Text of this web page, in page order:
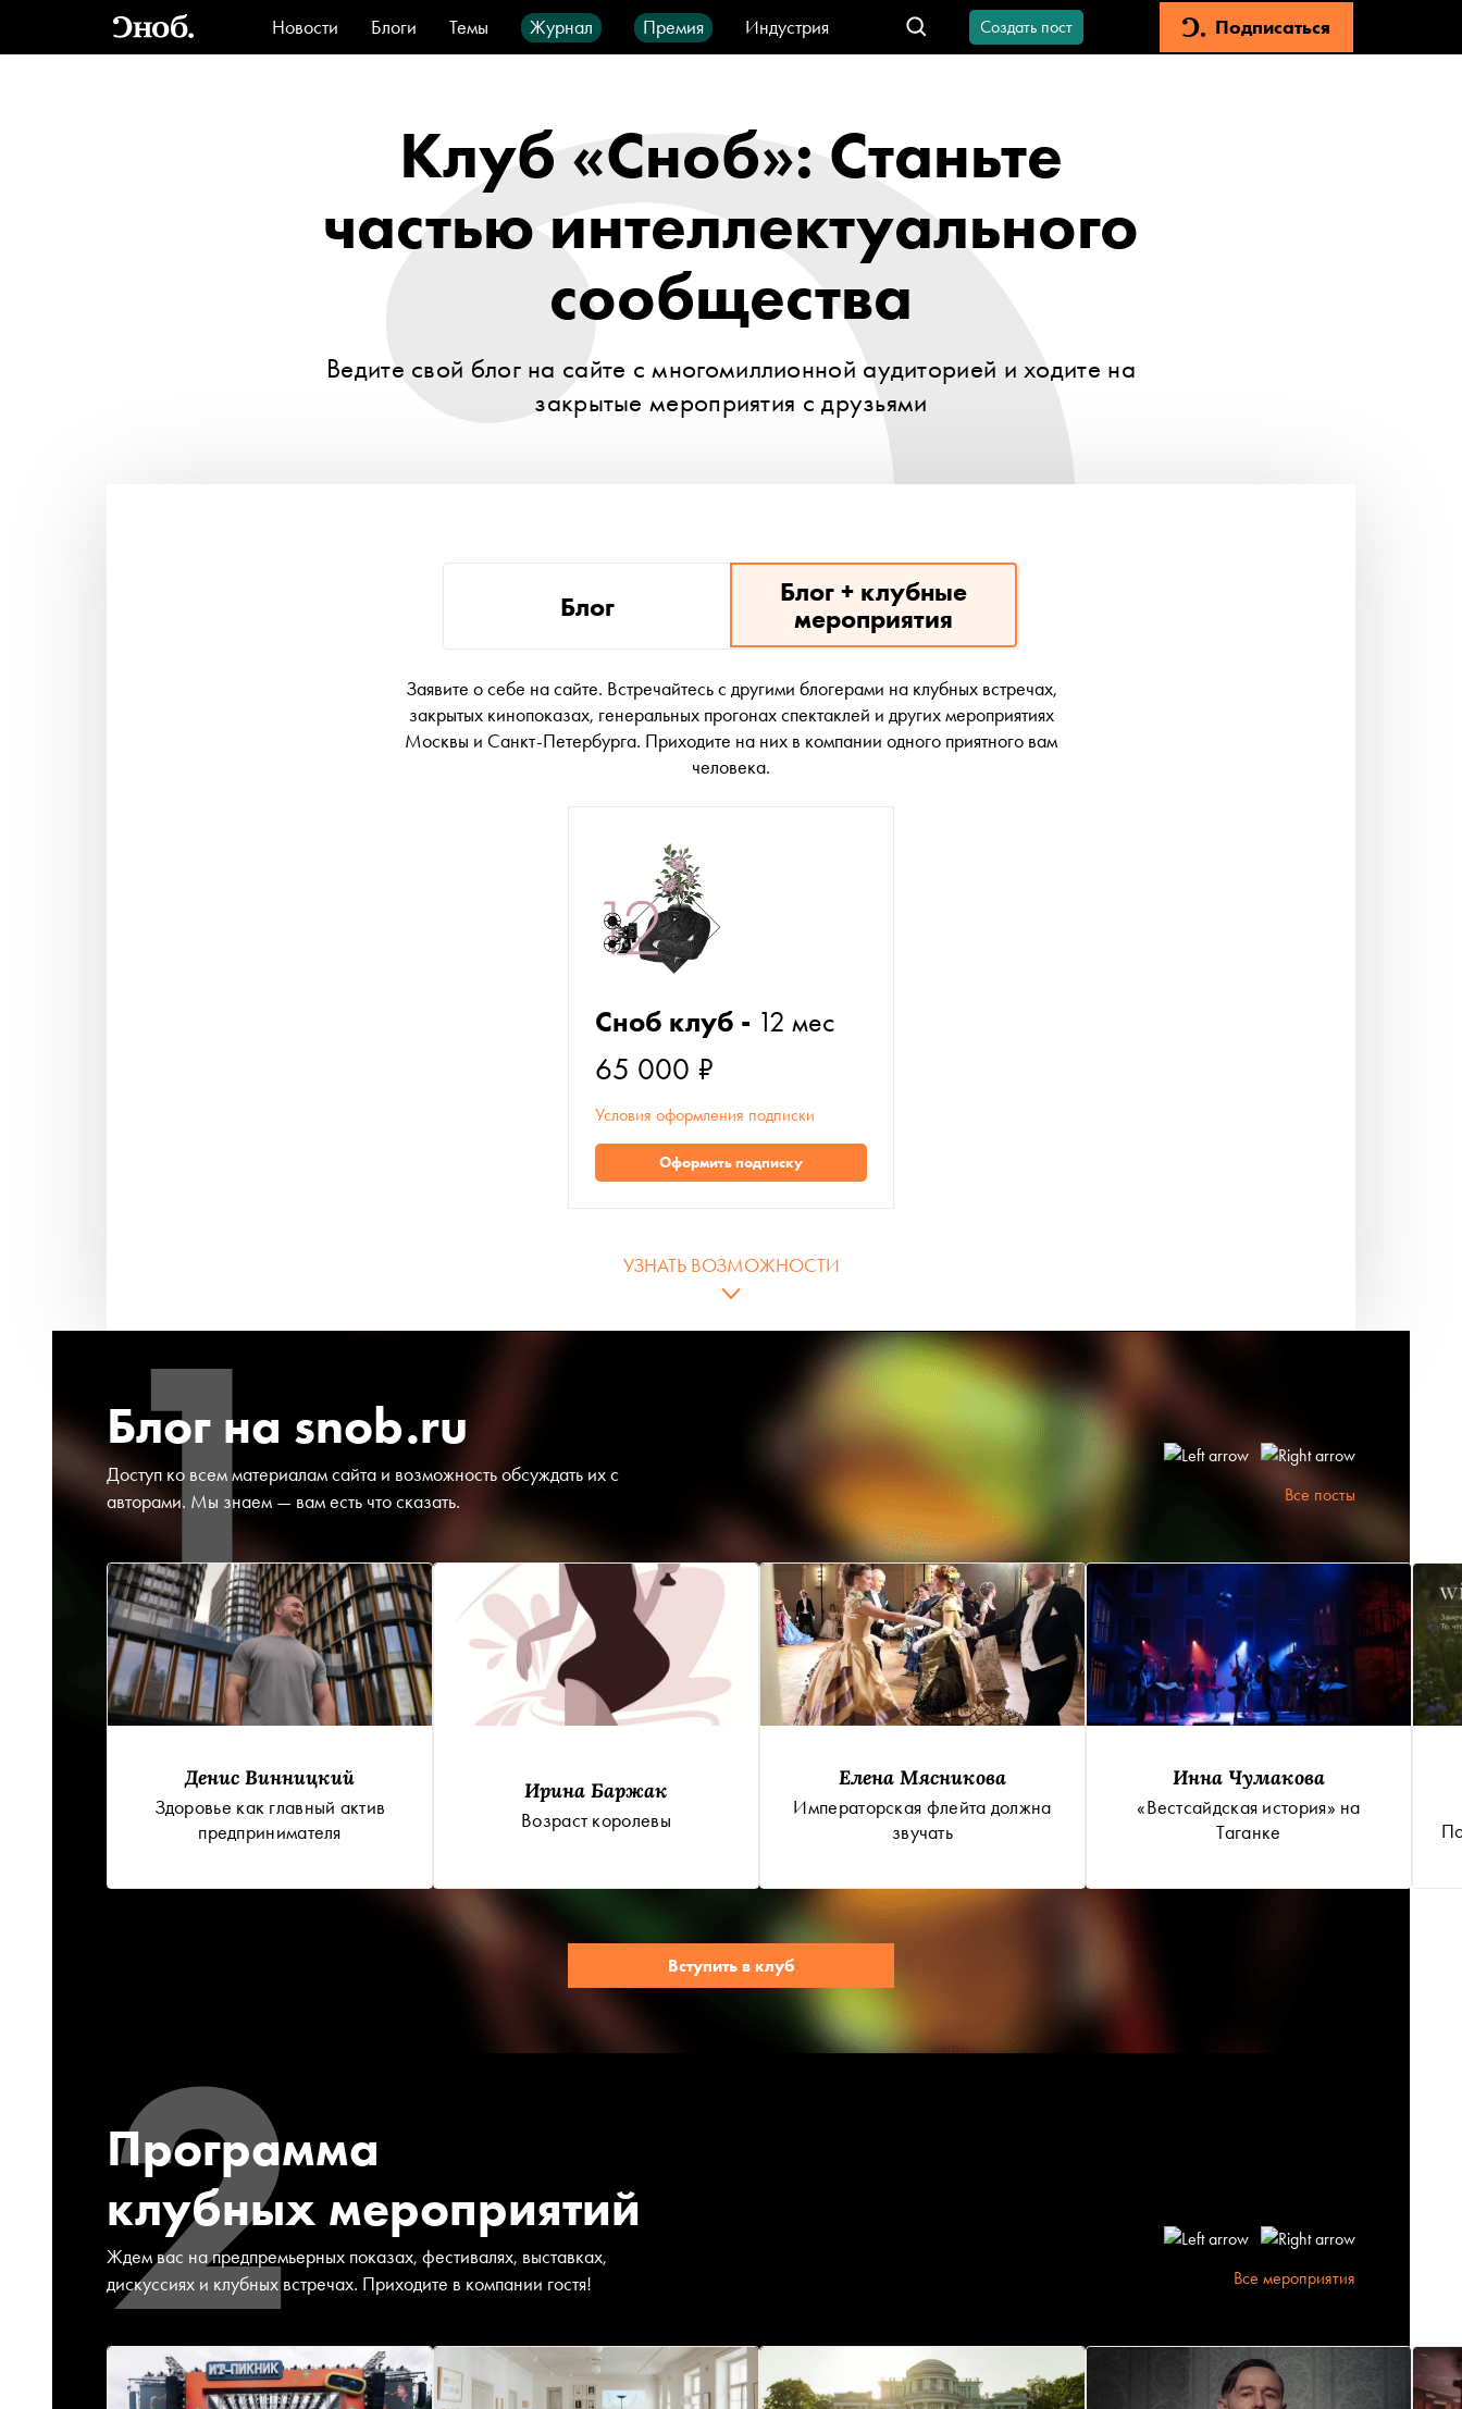
Новости Блоги Темы Журнал Премия
Индустрия
Стиль
Видео Город IT-продукты
Создать пост Подписаться
Клуб «Сноб»: Станьте
частью интеллектуального
сообщества
Ведите свой блог на сайте с многомиллионной аудиторией и ходите на
закрытые мероприятия с друзьями
Блог
Блог + клубные
мероприятия
Заявите о себе на сайте. Встречайтесь с другими блогерами на клубных встречах,
закрытых кинопоказах, генеральных прогонах спектаклей и других мероприятиях
Москвы и Санкт-Петербурга. Приходите на них в компании одного приятного вам
человека.
Сноб клуб - 12 мес
65 000 ₽
Условия оформления подписки
Оформить подписку
УЗНАТЬ ВОЗМОЖНОСТИ
1
Блог на snob.ru
Доступ ко всем материалам сайта и возможность обсуждать их с
авторами. Мы знаем — вам есть что сказать.
Все посты
Денис Винницкий
Здоровье как главный актив
предпринимателя
Ирина Баржак
Возраст королевы
Елена Мясникова
Императорская флейта должна
звучать
Инна Чумакова
«Вестсайдская история» на
Таганке
Вступить в клуб
2
Программа
клубных мероприятий
Ждем вас на предпремьерных показах, фестивалях, выставках,
дискуссиях и клубных встречах. Приходите в компании гостя!
Все мероприятия